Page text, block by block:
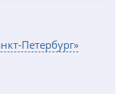
Петербург»